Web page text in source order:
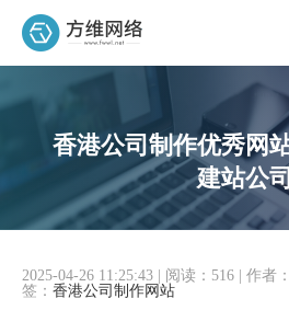
香港公司制作优秀网
建站公司
2025-04-26 11:25:43 阅读：516 作者
签： 香港公司制作网站